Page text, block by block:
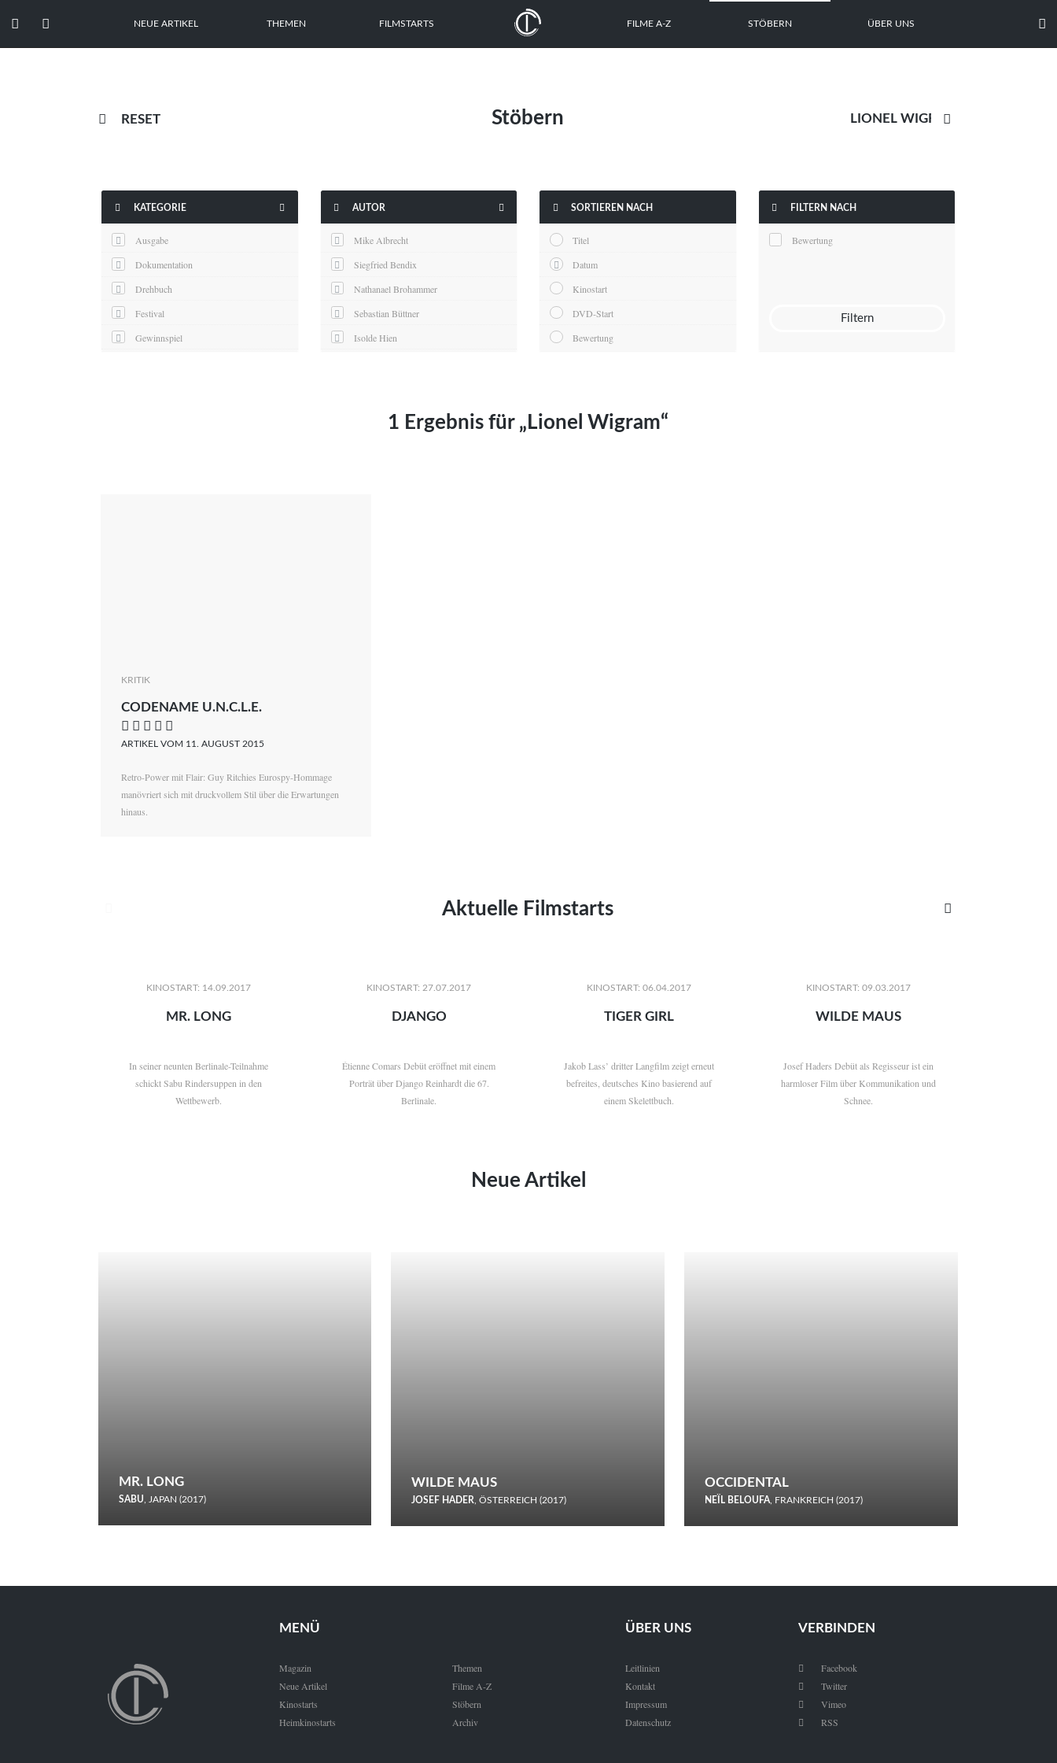
  NEUE ARTIKEL THEMEN FILMSTARTS FILME A-Z STÖBERN ÜBER UNS 
 RESET Stöbern 
 KATEGORIE 
Ausgabe
Dokumentation
Drehbuch
Festival
Gewinnspiel
 AUTOR 
Mike Albrecht
Siegfried Bendix
Nathanael Brohammer
Sebastian Büttner
Isolde Hien
Maximilian Kosing
 SORTIEREN NACH
Titel
Datum
Kinostart
DVD-Start
Bewertung
 FILTERN NACH
Bewertung
Filtern
1 Ergebnis für „Lionel Wigram“
KRITIK
CODENAME U.N.C.L.E.
    
ARTIKEL VOM 11. AUGUST 2015
Retro-Power mit Flair: Guy Ritchies Eurospy-Hommage
manövriert sich mit druckvollem Stil über die Erwartungen
hinaus.
Aktuelle Filmstarts 
KINOSTART: 14.09.2017
MR. LONG
In seiner neunten Berlinale-Teilnahme
schickt Sabu Rindersuppen in den
Wettbewerb.
KINOSTART: 27.07.2017
DJANGO
Étienne Comars Debüt eröffnet mit einem
Porträt über Django Reinhardt die 67.
Berlinale.
KINOSTART: 06.04.2017
TIGER GIRL
Jakob Lass’ dritter Langfilm zeigt erneut
befreites, deutsches Kino basierend auf
einem Skelettbuch.
KINOSTART: 09.03.2017
WILDE MAUS
Josef Haders Debüt als Regisseur ist ein
harmloser Film über Kommunikation und
Schnee.
Neue Artikel
MR. LONG
SABU, JAPAN (2017)
den Wettbewerb.
WILDE MAUS
JOSEF HADER, ÖSTERREICH (2017)
Schnee.
OCCIDENTAL
NEÏL BELOUFA, FRANKREICH (2017)
MENÜ
Magazin
Neue Artikel
Kinostarts
Heimkinostarts
Themen
Filme A-Z
Stöbern
Archiv
ÜBER UNS
Leitlinien
Kontakt
Impressum
Datenschutz
VERBINDEN
 Facebook
 Twitter
 Vimeo
 RSS